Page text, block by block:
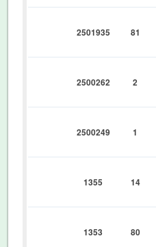
2501935 81
2500262 2
2500249 1
1355 14
1353 80